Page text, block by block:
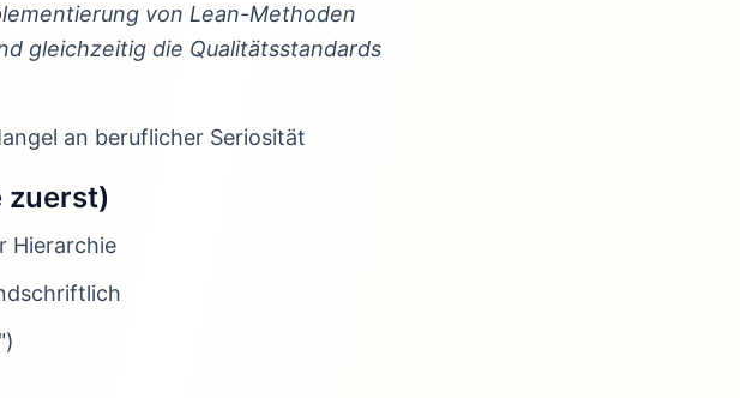
von Lean-Methoden
gleichzeitig die Qualitätsstandards
an beruflicher Seriosität
zuerst)
Hierarchie